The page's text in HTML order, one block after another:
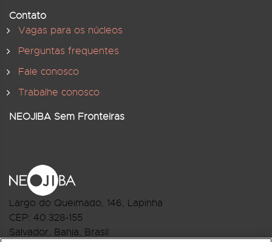
Contato
Vagas para os núcleos
Perguntas frequentes
Fale conosco
Trabalhe conosco
NEOJIBA Sem Fronteiras
Largo do Queimado, 146, Lapinha
CEP: 40.328-155
Salvador, Bahia, Brasil